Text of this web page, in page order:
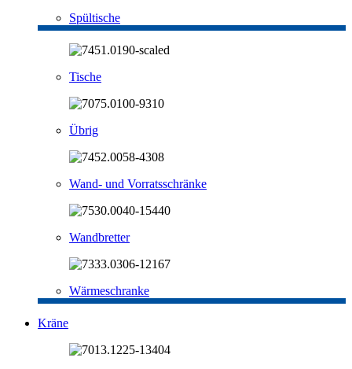
Spültische
Tische
Übrig
Wand- und Vorratsschränke
Wandbretter
Wärmeschranke
Kräne